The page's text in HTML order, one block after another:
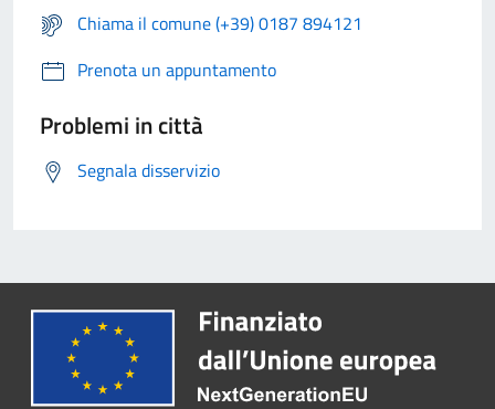
Chiama il comune (+39) 0187 894121
Prenota un appuntamento
Problemi in città
Segnala disservizio